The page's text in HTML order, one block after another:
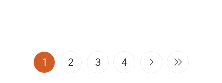
1 (current)
2 3 4